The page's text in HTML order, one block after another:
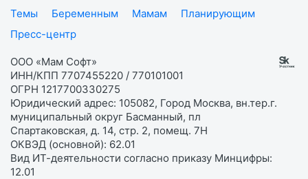
Темы
Беременным Мамам
Планирующим
Пресс-центр
ООО «Мам Софт»
ИНН/КПП 7707455220 / 770101001
ОГРН 1217700330275
Юридический адрес: 105082, Город Москва, вн.тер.г.
муниципальный округ Басманный, пл
Спартаковская, д. 14, стр. 2, помещ. 7Н
ОКВЭД (основной): 62.01
Вид ИТ-деятельности согласно приказу Минцифры:
12.01